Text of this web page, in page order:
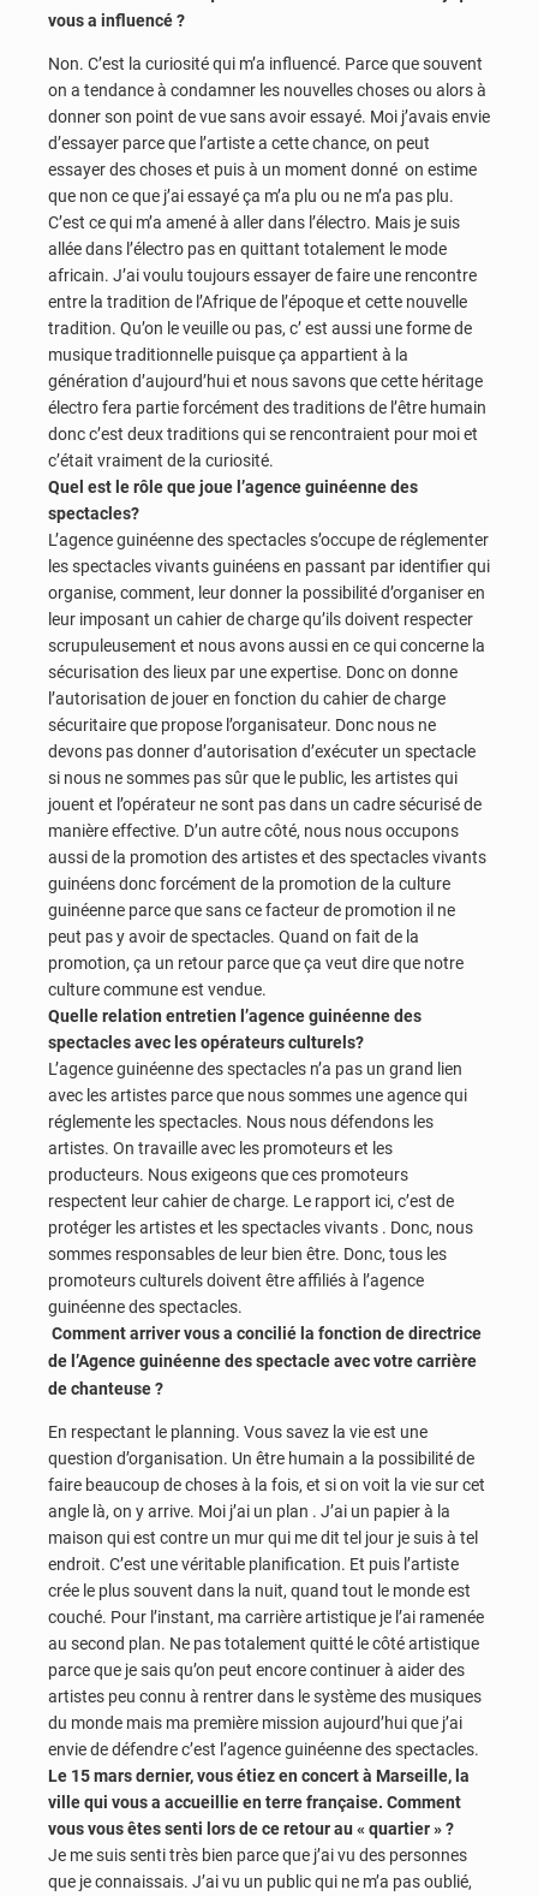
vous a influencé ?
Non. C’est la curiosité qui m’a influencé. Parce que souvent
on a tendance à condamner les nouvelles choses ou alors à
donner son point de vue sans avoir essayé. Moi j’avais envie
d’essayer parce que l’artiste a cette chance, on peut
essayer des choses et puis à un moment donné on estime
que non ce que j’ai essayé ça m’a plu ou ne m’a pas plu.
C’est ce qui m’a amené à aller dans l’électro. Mais je suis
allée dans l’électro pas en quittant totalement le mode
africain. J’ai voulu toujours essayer de faire une rencontre
entre la tradition de l’Afrique de l’époque et cette nouvelle
tradition. Qu’on le veuille ou pas, c’ est aussi une forme de
musique traditionnelle puisque ça appartient à la
génération d’aujourd’hui et nous savons que cette héritage
électro fera partie forcément des traditions de l’être humain
donc c’est deux traditions qui se rencontraient pour moi et
c’était vraiment de la curiosité.
Quel est le rôle que joue l’agence guinéenne des
spectacles?
L’agence guinéenne des spectacles s’occupe de réglementer
les spectacles vivants guinéens en passant par identifier qui
organise, comment, leur donner la possibilité d’organiser en
leur imposant un cahier de charge qu’ils doivent respecter
scrupuleusement et nous avons aussi en ce qui concerne la
sécurisation des lieux par une expertise. Donc on donne
l’autorisation de jouer en fonction du cahier de charge
sécuritaire que propose l’organisateur. Donc nous ne
devons pas donner d’autorisation d’exécuter un spectacle
si nous ne sommes pas sûr que le public, les artistes qui
jouent et l’opérateur ne sont pas dans un cadre sécurisé de
manière effective. D’un autre côté, nous nous occupons
aussi de la promotion des artistes et des spectacles vivants
guinéens donc forcément de la promotion de la culture
guinéenne parce que sans ce facteur de promotion il ne
peut pas y avoir de spectacles. Quand on fait de la
promotion, ça un retour parce que ça veut dire que notre
culture commune est vendue.
Quelle relation entretien l’agence guinéenne des
spectacles avec les opérateurs culturels?
L’agence guinéenne des spectacles n’a pas un grand lien
avec les artistes parce que nous sommes une agence qui
réglemente les spectacles. Nous nous défendons les
artistes. On travaille avec les promoteurs et les
producteurs. Nous exigeons que ces promoteurs
respectent leur cahier de charge. Le rapport ici, c’est de
protéger les artistes et les spectacles vivants . Donc, nous
sommes responsables de leur bien être. Donc, tous les
promoteurs culturels doivent être affiliés à l’agence
guinéenne des spectacles.
Comment arriver vous a concilié la fonction de directrice
de l’Agence guinéenne des spectacle avec votre carrière
de chanteuse ?
En respectant le planning. Vous savez la vie est une
question d’organisation. Un être humain a la possibilité de
faire beaucoup de choses à la fois, et si on voit la vie sur cet
angle là, on y arrive. Moi j’ai un plan . J’ai un papier à la
maison qui est contre un mur qui me dit tel jour je suis à tel
endroit. C’est une véritable planification. Et puis l’artiste
crée le plus souvent dans la nuit, quand tout le monde est
couché. Pour l’instant, ma carrière artistique je l’ai ramenée
au second plan. Ne pas totalement quitté le côté artistique
parce que je sais qu’on peut encore continuer à aider des
artistes peu connu à rentrer dans le système des musiques
du monde mais ma première mission aujourd’hui que j’ai
envie de défendre c’est l’agence guinéenne des spectacles.
Le 15 mars dernier, vous étiez en concert à Marseille, la
ville qui vous a accueillie en terre française. Comment
vous vous êtes senti lors de ce retour au « quartier » ?
Je me suis senti très bien parce que j’ai vu des personnes
que je connaissais. J’ai vu un public qui ne m’a pas oublié,